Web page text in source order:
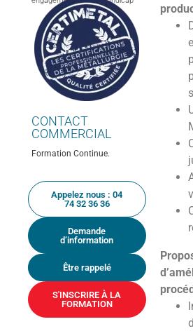
CONTACT
COMMERCIAL
Formation Continue.
Appelez nous : 04
74 32 36 36
Demande
d’information
Être rappelé
S'INSCRIRE À LA
FORMATION